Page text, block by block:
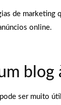
de marketing
online.
blog
ser muito